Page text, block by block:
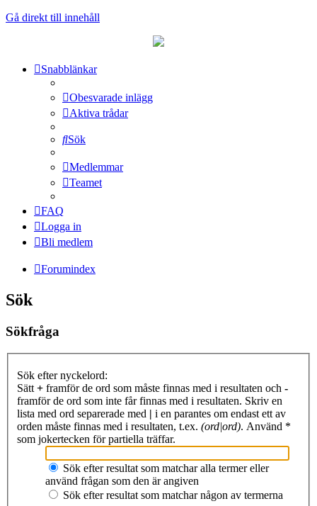
Gå direkt till innehåll
Snabblänkar
Obesvarade inlägg
Aktiva trådar
Sök
Medlemmar
Teamet
FAQ
Logga in
Bli medlem
Forumindex
Sök
Sökfråga
Sök efter nyckelord:
Sätt + framför de ord som måste finnas med i resultaten och -
framför de ord som inte får finnas med i resultaten. Skriv en
lista med ord separerade med | i en parantes om endast ett av
orden måste finnas med i resultaten, t.ex. (ord|ord). Använd *
som jokertecken för partiella träffar.
Sök efter resultat som matchar alla termer eller
använd frågan som den är angiven
Sök efter resultat som matchar någon av termerna